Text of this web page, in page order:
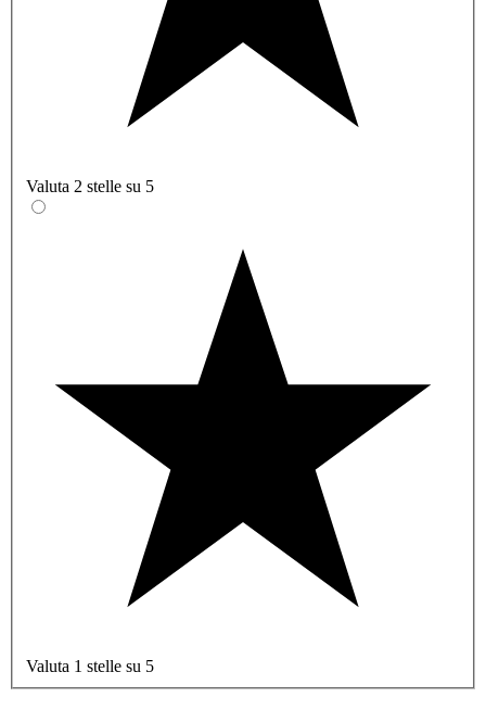
Valuta 2 stelle su 5
Valuta 1 stelle su 5